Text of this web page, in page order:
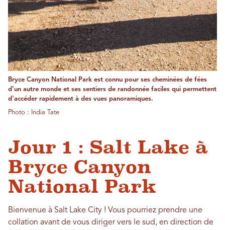
Bryce Canyon National Park est connu pour ses cheminées de fées
d'un autre monde et ses sentiers de randonnée faciles qui permettent
d'accéder rapidement à des vues panoramiques.
Photo : India Tate
Jour 1 : Salt Lake à
Bryce Canyon
National Park
Bienvenue à Salt Lake City ! Vous pourriez prendre une
collation avant de vous diriger vers le sud, en direction de